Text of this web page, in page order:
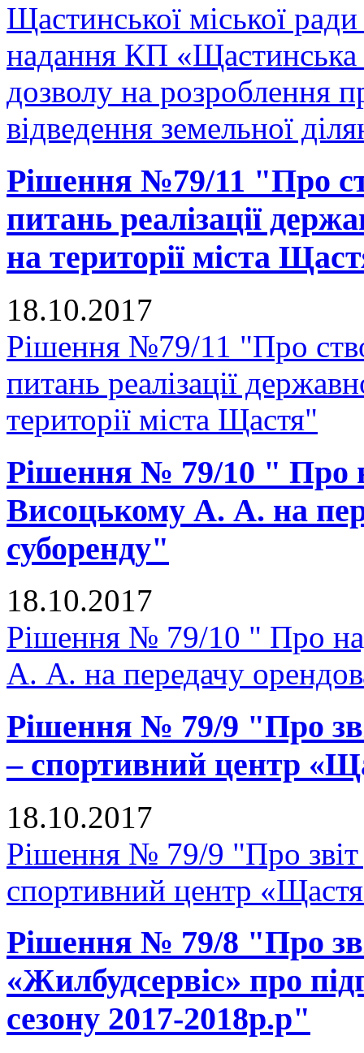
Щастинської міської
надання КП «Щастинська
дозволу на розроблення
відведення земельної
Рішення №79/11 "Про
питань реалізації
на території міста
18.10.2017
Рішення №79/11 "Про
питань реалізації
території міста Щастя"
Рішення № 79/10 " Про
Висоцькому А. А. на
суборенду"
18.10.2017
Рішення № 79/10 " Про
А. А. на передачу
Рішення № 79/9 "Про
– спортивний центр
18.10.2017
Рішення № 79/9 "Про
спортивний центр
Рішення № 79/8 "Про
«Жилбудсервіс» про
сезону 2017-2018р.р"